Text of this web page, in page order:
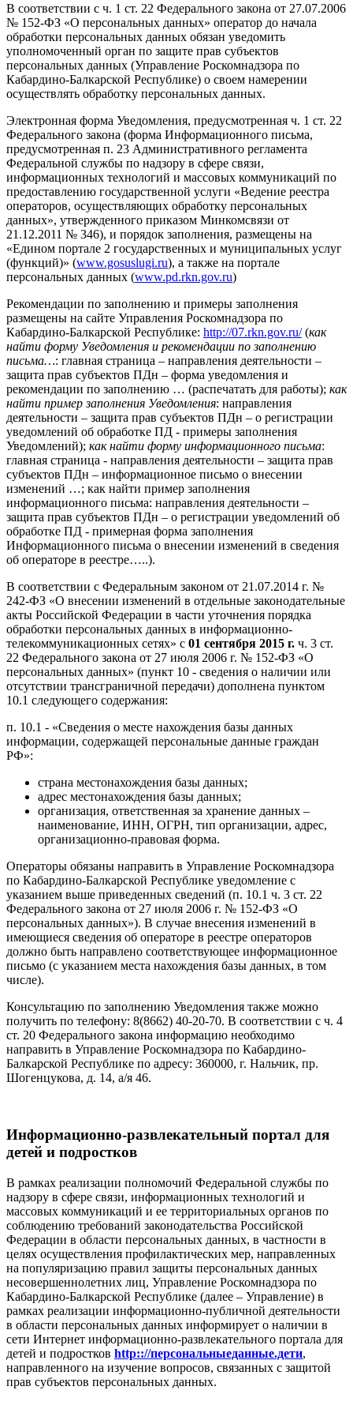
В соответствии с ч. 1 ст. 22 Федерального закона от 27.07.2006
№ 152-ФЗ «О персональных данных» оператор до начала
обработки персональных данных обязан уведомить
уполномоченный орган по защите прав субъектов
персональных данных (Управление Роскомнадзора по
Кабардино-Балкарской Республике) о своем намерении
осуществлять обработку персональных данных.
Электронная форма Уведомления, предусмотренная ч. 1 ст. 22
Федерального закона (форма Информационного письма,
предусмотренная п. 23 Административного регламента
Федеральной службы по надзору в сфере связи,
информационных технологий и массовых коммуникаций по
предоставлению государственной услуги «Ведение реестра
операторов, осуществляющих обработку персональных
данных», утвержденного приказом Минкомсвязи от
21.12.2011 № 346), и порядок заполнения, размещены на
«Едином портале 2 государственных и муниципальных услуг
(функций)» (www.gosuslugi.ru), а также на портале
персональных данных (www.pd.rkn.gov.ru)
Рекомендации по заполнению и примеры заполнения
размещены на сайте Управления Роскомнадзора по
Кабардино-Балкарской Республике: http://07.rkn.gov.ru/(как
найти форму Уведомления и рекомендации по заполнению
письма…: главная страница – направления деятельности –
защита прав субъектов ПДн – форма уведомления и
рекомендации по заполнению … (распечатать для работы); как
найти пример заполнения Уведомления: направления
деятельности – защита прав субъектов ПДн – о регистрации
уведомлений об обработке ПД - примеры заполнения
Уведомлений); как найти форму информационного письма:
главная страница - направления деятельности – защита прав
субъектов ПДн – информационное письмо о внесении
изменений …; как найти пример заполнения
информационного письма: направления деятельности –
защита прав субъектов ПДн – о регистрации уведомлений об
обработке ПД - примерная форма заполнения
Информационного письма о внесении изменений в сведения
об операторе в реестре…..).
В соответствии с Федеральным законом от 21.07.2014 г. №
242-ФЗ «О внесении изменений в отдельные законодательные
акты Российской Федерации в части уточнения порядка
обработки персональных данных в информационно-
телекоммуникационных сетях» с 01 сентября 2015 г. ч. 3 ст.
22 Федерального закона от 27 июля 2006 г. № 152-ФЗ «О
персональных данных» (пункт 10 - сведения о наличии или
отсутствии трансграничной передачи) дополнена пунктом
10.1 следующего содержания:
п. 10.1 - «Сведения о месте нахождения базы данных
информации, содержащей персональные данные граждан
РФ»:
страна местонахождения базы данных;
адрес местонахождения базы данных;
организация, ответственная за хранение данных –
наименование, ИНН, ОГРН, тип организации, адрес,
организационно-правовая форма.
Операторы обязаны направить в Управление Роскомнадзора
по Кабардино-Балкарской Республике уведомление с
указанием выше приведенных сведений (п. 10.1 ч. 3 ст. 22
Федерального закона от 27 июля 2006 г. № 152-ФЗ «О
персональных данных»). В случае внесения изменений в
имеющиеся сведения об операторе в реестре операторов
должно быть направлено соответствующее информационное
письмо (с указанием места нахождения базы данных, в том
числе).
Консультацию по заполнению Уведомления также можно
получить по телефону: 8(8662) 40-20-70. В соответствии с ч. 4
ст. 20 Федерального закона информацию необходимо
направить в Управление Роскомнадзора по Кабардино-
Балкарской Республике по адресу: 360000, г. Нальчик, пр.
Шогенцукова, д. 14, а/я 46.
Информационно-развлекательный портал для
детей и подростков
В рамках реализации полномочий Федеральной службы по
надзору в сфере связи, информационных технологий и
массовых коммуникаций и ее территориальных органов по
соблюдению требований законодательства Российской
Федерации в области персональных данных, в частности в
целях осуществления профилактических мер, направленных
на популяризацию правил защиты персональных данных
несовершеннолетних лиц, Управление Роскомнадзора по
Кабардино-Балкарской Республике (далее – Управление) в
рамках реализации информационно-публичной деятельности
в области персональных данных информирует о наличии в
сети Интернет информационно-развлекательного портала для
детей и подростков http:://персональныеданные.дети,
направленного на изучение вопросов, связанных с защитой
прав субъектов персональных данных.